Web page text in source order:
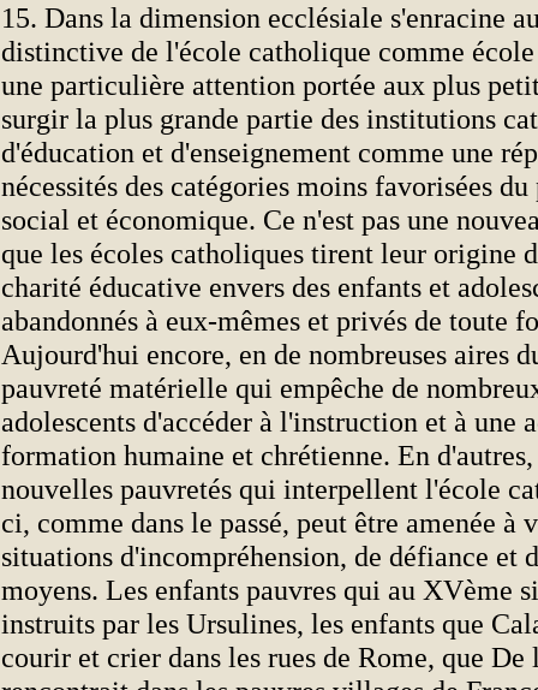
15. Dans la dimension ecclésiale s'enracine
distinctive de l'école catholique comme
une particulière attention portée aux plus
surgir la plus grande partie des institutions
d'éducation et d'enseignement comme une
nécessités des catégories moins favorisées
social et économique. Ce n'est pas une
que les écoles catholiques tirent leur origine
charité éducative envers des enfants et
abandonnés à eux-mêmes et privés de toute
Aujourd'hui encore, en de nombreuses aires
pauvreté matérielle qui empêche de
adolescents d'accéder à l'instruction et à une
formation humaine et chrétienne. En d'autres,
nouvelles pauvretés qui interpellent l'école
ci, comme dans le passé, peut être amenée à
situations d'incompréhension, de défiance et
moyens. Les enfants pauvres qui au XVème
instruits par les Ursulines, les enfants que
courir et crier dans les rues de Rome, que De